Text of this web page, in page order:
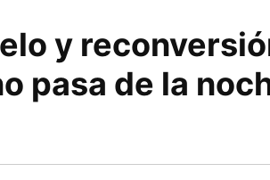
y
pasa de la